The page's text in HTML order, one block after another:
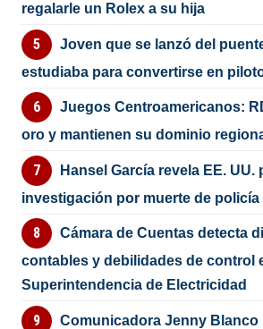
regalarle un Rolex a su hija
Joven que se lanzó del
estudiaba para convertirse en
Juegos Centroamericanos:
oro y mantienen su dominio
Hansel García revela EE. UU.
investigación por muerte de policía
Cámara de Cuentas detecta
contables y debilidades de control
Superintendencia de Electricidad
Comunicadora Jenny Blanco